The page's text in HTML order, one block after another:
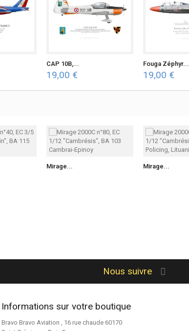
CAP 10B,...
19,00 €
Fouga Zéphyr...
19,00 €
Mirage... Mirage...
Nous suivre
Informations sur votre boutique
Bravo Bravo Aviation , 16 rue chaude 60170